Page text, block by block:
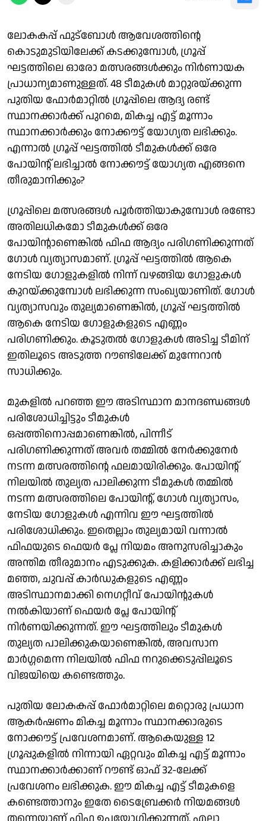
​ലോകകപ്പ് ഫുട്ബോൾ ആവേശത്തിന്റെ
കൊടുമുടിയിലേക്ക് കടക്കുമ്പോൾ, ഗ്രൂപ്പ്
ഘട്ടത്തിലെ ഓരോ മത്സരങ്ങൾക്കും നിർണായക
പ്രാധാന്യമാണുള്ളത്. 48 ടീമുകൾ മാറ്റുരയ്ക്കുന്ന
പുതിയ ഫോർമാറ്റിൽ ഗ്രൂപ്പിലെ ആദ്യ രണ്ട്
സ്ഥാനക്കാർക്ക് പുറമെ, മികച്ച എട്ട് മൂന്നാം
സ്ഥാനക്കാർക്കും നോക്കൗട്ട് യോഗ്യത ലഭിക്കും.
എന്നാൽ ഗ്രൂപ്പ് ഘട്ടത്തിൽ ടീമുകൾക്ക് ഒരേ
പോയിന്റ് ലഭിച്ചാൽ നോക്കൗട്ട് യോഗ്യത എങ്ങനെ
തീരുമാനിക്കും?
ഗ്രൂപ്പിലെ മത്സരങ്ങൾ പൂർത്തിയാകുമ്പോൾ രണ്ടോ
അതിലധികമോ ടീമുകൾക്ക് ഒരേ
പോയിന്റാണെങ്കിൽ ഫിഫ ആദ്യം പരിഗണിക്കുന്നത്
ഗോൾ വ്യത്യാസമാണ്. ഗ്രൂപ്പ് ഘട്ടത്തിൽ ആകെ
നേടിയ ഗോളുകളിൽ നിന്ന് വഴങ്ങിയ ഗോളുകൾ
കുറയ്ക്കുമ്പോൾ ലഭിക്കുന്ന സംഖ്യയാണിത്. ഗോൾ
വ്യത്യാസവും തുല്യമാണെങ്കിൽ, ഗ്രൂപ്പ് ഘട്ടത്തിൽ
ആകെ നേടിയ ഗോളുകളുടെ എണ്ണം
പരിഗണിക്കും. കൂടുതൽ ഗോളുകൾ അടിച്ച ടീമിന്
ഇതിലൂടെ അടുത്ത റൗണ്ടിലേക്ക് മുന്നേറാൻ
സാധിക്കും.
​മുകളിൽ പറഞ്ഞ ഈ അടിസ്ഥാന മാനദണ്ഡങ്ങൾ
പരിശോധിച്ചിട്ടും ടീമുകൾ
ഒപ്പത്തിനൊപ്പമാണെങ്കിൽ, പിന്നീട്
പരിഗണിക്കുന്നത് അവർ തമ്മിൽ നേർക്കുനേർ
നടന്ന മത്സരത്തിന്റെ ഫലമായിരിക്കും. പോയിന്റ്
നിലയിൽ തുല്യത പാലിക്കുന്ന ടീമുകൾ തമ്മിൽ
നടന്ന മത്സരത്തിലെ പോയിന്റ്, ഗോൾ വ്യത്യാസം,
നേടിയ ഗോളുകൾ എന്നിവ ഈ ഘട്ടത്തിൽ
പരിശോധിക്കും. ഇതെല്ലാം തുല്യമായി വന്നാൽ
ഫിഫയുടെ ഫെയർ പ്ലേ നിയമം അനുസരിച്ചാകും
അന്തിമ തീരുമാനം എടുക്കുക. കളിക്കാർക്ക് ലഭിച്ച
മഞ്ഞ, ചുവപ്പ് കാർഡുകളുടെ എണ്ണം
അടിസ്ഥാനമാക്കി നെഗറ്റീവ് പോയിന്റുകൾ
നൽകിയാണ് ഫെയർ പ്ലേ പോയിന്റ്
നിർണയിക്കുന്നത്. ഈ ഘട്ടത്തിലും ടീമുകൾ
തുല്യത പാലിക്കുകയാണെങ്കിൽ, അവസാന
മാർഗ്ഗമെന്ന നിലയിൽ ഫിഫ നറുക്കെടുപ്പിലൂടെ
വിജയിയെ കണ്ടെത്തും.
പുതിയ ലോകകപ്പ് ഫോർമാറ്റിലെ മറ്റൊരു പ്രധാന
ആകർഷണം മികച്ച മൂന്നാം സ്ഥാനക്കാരുടെ
നോക്കൗട്ട് പ്രവേശനമാണ്. ആകെയുള്ള 12
ഗ്രൂപ്പുകളിൽ നിന്നായി ഏറ്റവും മികച്ച എട്ട് മൂന്നാം
സ്ഥാനക്കാർക്കാണ് റൗണ്ട് ഓഫ് 32-ലേക്ക്
പ്രവേശനം ലഭിക്കുക. ഈ മികച്ച എട്ട് ടീമുകളെ
കണ്ടെത്താനും ഇതേ ടൈബ്രേക്കർ നിയമങ്ങൾ